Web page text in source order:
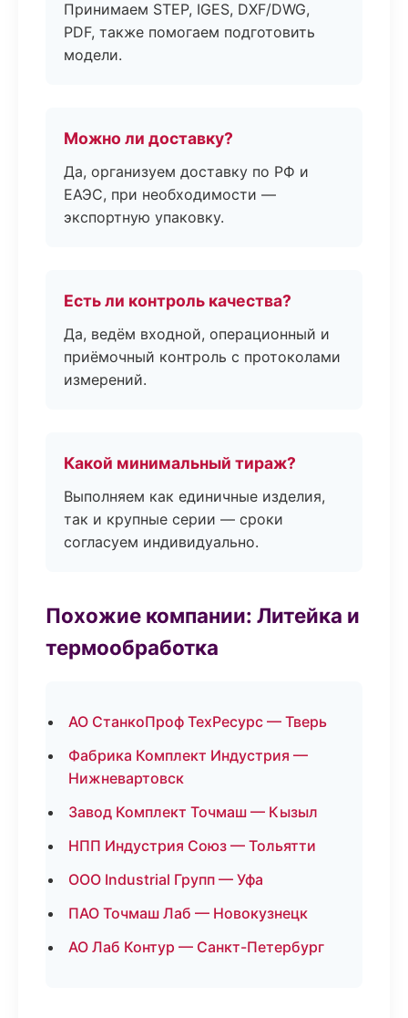
Принимаем STEP, IGES, DXF/DWG,
PDF, также помогаем подготовить
модели.
Можно ли доставку?
Да, организуем доставку по РФ и
ЕАЭС, при необходимости —
экспортную упаковку.
Есть ли контроль качества?
Да, ведём входной, операционный и
приёмочный контроль с протоколами
измерений.
Какой минимальный тираж?
Выполняем как единичные изделия,
так и крупные серии — сроки
согласуем индивидуально.
Похожие компании: Литейка и
термообработка
АО СтанкоПроф ТехРесурс — Тверь
Фабрика Комплект Индустрия —
Нижневартовск
Завод Комплект Точмаш — Кызыл
НПП Индустрия Союз — Тольятти
ООО Industrial Групп — Уфа
ПАО Точмаш Лаб — Новокузнецк
АО Лаб Контур — Санкт-Петербург